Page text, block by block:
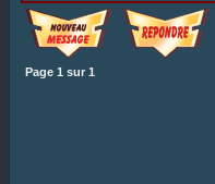
Page 1 sur 1